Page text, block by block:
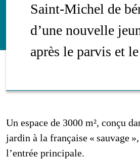
Saint-Michel de
d’une nouvelle
après le parvis et
Un espace de 3000 m², conçu
jardin à la française « sauvage
l’entrée principale.